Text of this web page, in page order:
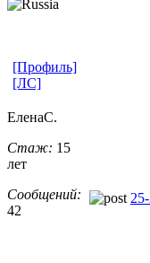
[Профиль]
[ЛС]
ЕленаС.
Стаж: 15
лет
Сообщений:
42